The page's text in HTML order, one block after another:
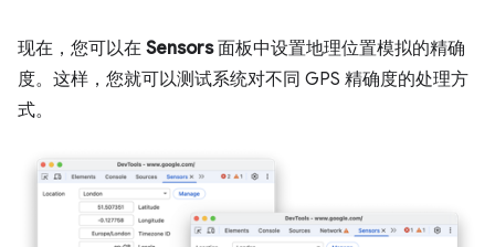
现在，您可以在 Sensors面板中设置地理位置模拟的精确
度。这样，您就可以测试系统对不同 GPS 精确度的处理方
式。